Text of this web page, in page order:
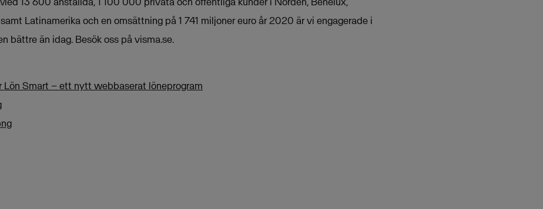
Latinamerika och en omsättning på 1 741 miljoner euro år 2020 är vi engagerade i
bättre än idag. Besök oss på visma.se.
Lön Smart – ett nytt webbaserat löneprogram